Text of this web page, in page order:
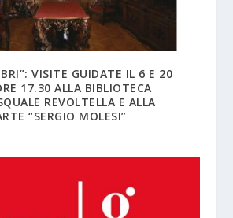
VISITE GUIDATE IL 6 E 20
17.30 ALLA BIBLIOTECA
REVOLTELLA E ALLA
“SERGIO MOLESI”